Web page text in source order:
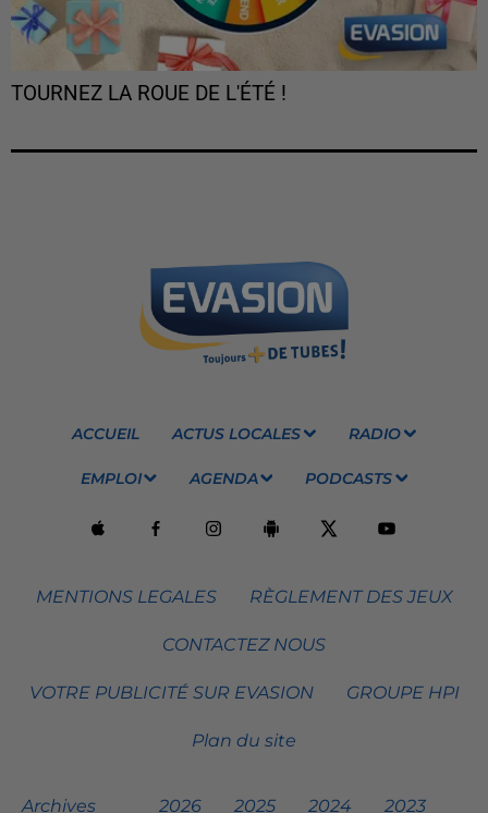
TOURNEZ LA ROUE DE L'ÉTÉ !
ACCUEIL ACTUS LOCALES RADIO
EMPLOI AGENDA PODCASTS
MENTIONS LEGALES RÈGLEMENT DES JEUX
CONTACTEZ NOUS
VOTRE PUBLICITÉ SUR EVASION GROUPE HPI
Plan du site
Archives 2026 2025 2024 2023